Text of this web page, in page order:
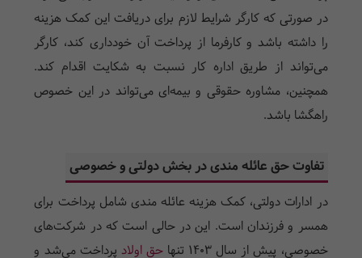
در صورتی که کارگر شرایط لازم برای دریافت این کمک هزینه
را داشته باشد و کارفرما از پرداخت آن خودداری کند، کارگر
می‌تواند از طریق اداره کار نسبت به شکایت اقدام کند.
همچنین، مشاوره حقوقی و بیمه‌ای می‌تواند در این خصوص
راهگشا باشد.
تفاوت حق عائله مندی در بخش دولتی و خصوصی
در ادارات دولتی، کمک هزینه عائله مندی شامل پرداخت برای
همسر و فرزندان است. این در حالی است که در شرکت‌های
خصوصی، پیش از سال ۱۴۰۳ تنها
حق اولاد پرداخت می‌شد و